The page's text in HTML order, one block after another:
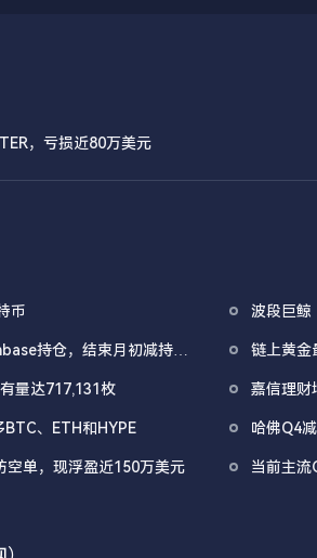
，亏损近80万美元
币
波段巨
持仓，结束月初减持操
链上黄金
量达717,131枚
嘉信理财
BTC、ETH和HYPE
哈佛Q4
空单，现浮盈近150万美元 当前主流